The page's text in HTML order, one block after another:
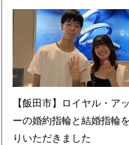
【飯田市】ロイヤル・ア
ーの婚約指輪と結婚指輪
りいただきました